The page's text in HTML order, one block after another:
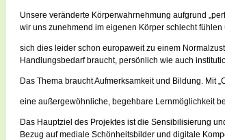
Unsere veränderte Körperwahrnehmung aufgrund
wir uns zunehmend im eigenen Körper schlecht fühlen
sich dies leider schon europaweit zu einem
Handlungsbedarf braucht, persönlich wie auch
Das Thema braucht Aufmerksamkeit und Bildung. Mit
eine außergewöhnliche, begehbare Lernmöglichkeit
Das Hauptziel des Projektes ist die Sensibilisierung
Bezug auf mediale Schönheitsbilder und digitale